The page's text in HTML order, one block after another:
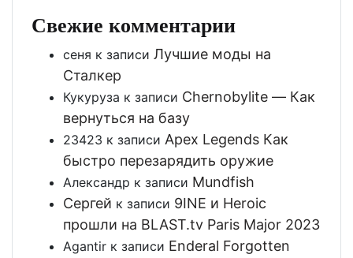
Свежие комментарии
сеня к записи Лучшие моды на
Сталкер
Кукуруза к записи Chernobylite — Как
вернуться на базу
23423 к записи Apex Legends Как
быстро перезарядить оружие
Александр к записи Mundfish
Сергей к записи 9INE и Heroic
прошли на BLAST.tv Paris Major 2023
Agantir к записи Enderal Forgotten